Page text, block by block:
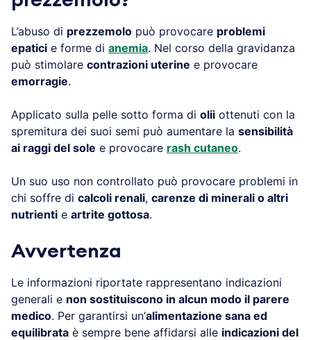
L’abuso di prezzemolo può provocare problemi
epatici e forme di anemia. Nel corso della gravidanza
può stimolare contrazioni uterine e provocare
emorragie.
Applicato sulla pelle sotto forma di olii ottenuti con la
spremitura dei suoi semi può aumentare la sensibilità
ai raggi del sole e provocare rash cutaneo.
Un suo uso non controllato può provocare problemi in
chi soffre di calcoli renali, carenze di minerali o altri
nutrienti e artrite gottosa.
Avvertenza
Le informazioni riportate rappresentano indicazioni
generali e non sostituiscono in alcun modo il parere
medico. Per garantirsi un’alimentazione sana ed
equilibrata è sempre bene affidarsi alle indicazioni del